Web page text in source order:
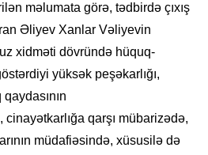
məlumata görə, tədbirdə çıxış
Əliyev Xanlar Vəliyevin
xidməti dövründə hüquq-
yüksək peşəkarlığı,
qarşı mübarizədə,
müdafiəsində, xüsusilə də